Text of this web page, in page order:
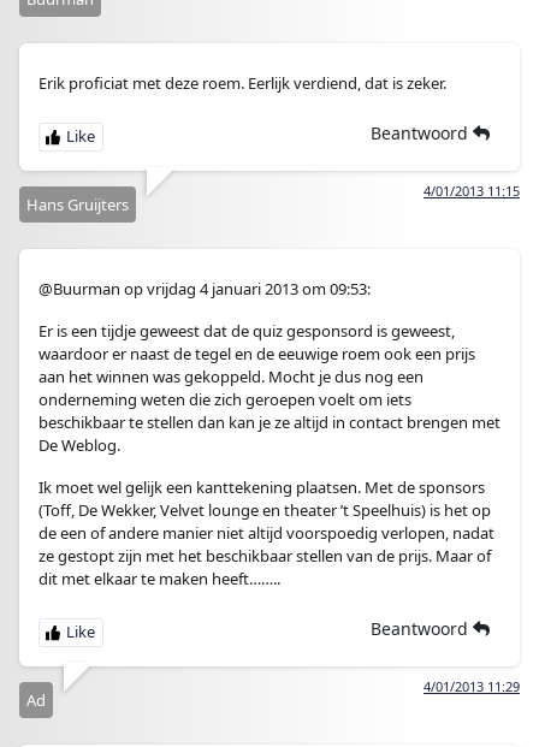
Erik proficiat met deze roem. Eerlijk verdiend, dat is zeker.
Beantwoord
4/01/2013 11:15
Hans Gruijters
@Buurman op vrijdag 4 januari 2013 om 09:53:
Er is een tijdje geweest dat de quiz gesponsord is geweest,
waardoor er naast de tegel en de eeuwige roem ook een prijs
aan het winnen was gekoppeld. Mocht je dus nog een
onderneming weten die zich geroepen voelt om iets
beschikbaar te stellen dan kan je ze altijd in contact brengen met
De Weblog.
Ik moet wel gelijk een kanttekening plaatsen. Met de sponsors
(Toff, De Wekker, Velvet lounge en theater ’t Speelhuis) is het op
de een of andere manier niet altijd voorspoedig verlopen, nadat
ze gestopt zijn met het beschikbaar stellen van de prijs. Maar of
dit met elkaar te maken heeft……..
Beantwoord
4/01/2013 11:29
Ad